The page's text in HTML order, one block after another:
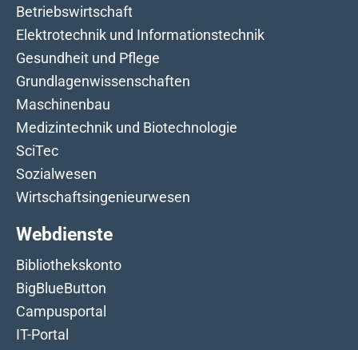
Betriebswirtschaft
Elektrotechnik und Informationstechnik
Gesundheit und Pflege
Grundlagenwissenschaften
Maschinenbau
Medizintechnik und Biotechnologie
SciTec
Sozialwesen
Wirtschaftsingenieurwesen
Webdienste
Bibliothekskonto
BigBlueButton
Campusportal
IT-Portal